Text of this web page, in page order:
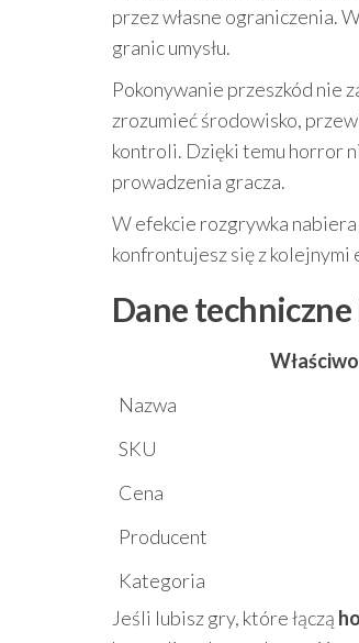
przez własne ograniczenia.
granic umysłu.
Pokonywanie przeszkód nie
zrozumieć środowisko,
kontroli. Dzięki temu horror
prowadzenia gracza.
W efekcie rozgrywka
konfrontujesz się z
Dane
Nazwa
SKU
Cena
Producent
Kategoria
Jeśli lubisz gry, które łączą